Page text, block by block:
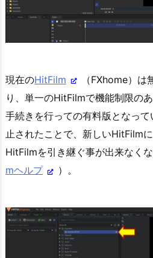
現在のHitFilm
（FXhome）
り、単一のHitFilmで機能制限の
手続きを行っての有料版となっ
止されたことで、新しいHitFilm
HitFilmを引き継ぐ事が出来なく
mヘルプ
）。